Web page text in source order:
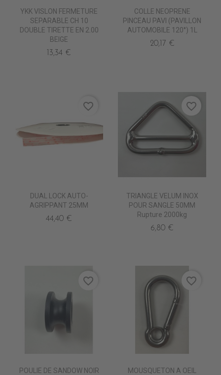
YKK VISLON FERMETURE
SEPARABLE CH 10
DOUBLE TIRETTE EN 2.00
BEIGE
13,34 €
COLLE NEOPRENE
PINCEAU PAVI (PAVILLON
AUTOMOBILE 120°) 1L
20,17 €
DUAL LOCK AUTO-
AGRIPPANT 25MM
44,40 €
favorite_border
TRIANGLE VELUM INOX
POUR SANGLE 50MM
Rupture 2000kg
6,80 €
favorite_border
POULIE DE SANDOW NOIR
favorite_border
MOUSQUETON A OEIL
favorite_border